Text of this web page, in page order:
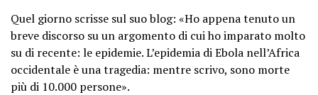
Quel giorno scrisse sul suo blog: «Ho appena tenuto un
breve discorso su un argomento di cui ho imparato molto
su di recente: le epidemie. L’epidemia di Ebola nell’Africa
occidentale è una tragedia: mentre scrivo, sono morte
più di 10.000 persone».